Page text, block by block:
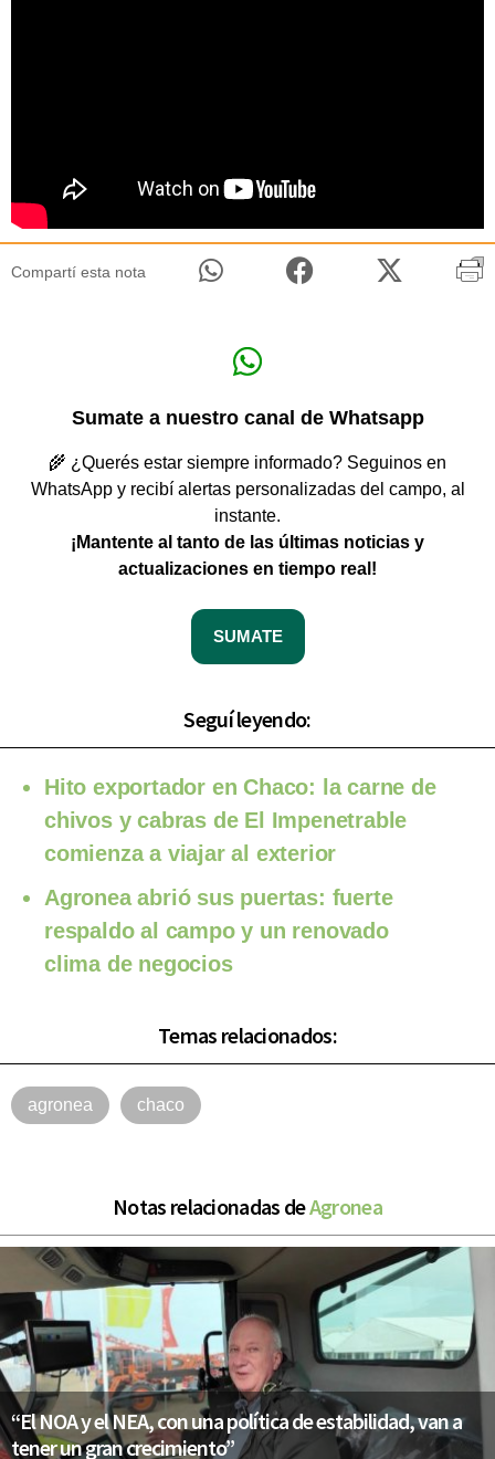
Compartí esta nota
Sumate a nuestro canal de Whatsapp
🌾 ¿Querés estar siempre informado? Seguinos en
WhatsApp y recibí alertas personalizadas del campo, al
instante.
¡Mantente al tanto de las últimas noticias y
actualizaciones en tiempo real!
SUMATE
Seguí leyendo:
Hito exportador en Chaco: la carne de
chivos y cabras de El Impenetrable
comienza a viajar al exterior
Agronea abrió sus puertas: fuerte
respaldo al campo y un renovado
clima de negocios
Temas relacionados:
agronea chaco
Notas relacionadas deAgronea
“El NOA y el NEA, con una política de estabilidad, van a
tener un gran crecimiento”